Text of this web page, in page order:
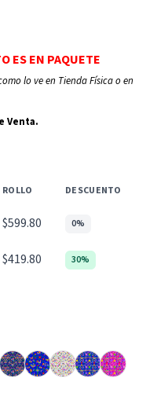
ES EN PAQUETE
lo ve en Tienda Física o en
Venta.
ROLLO DESCUENTO
$599.80 0%
$419.80 30%